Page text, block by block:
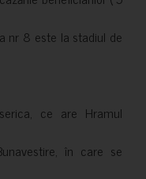
nr 8 este la stadiul de
ce are Hramul
în care se